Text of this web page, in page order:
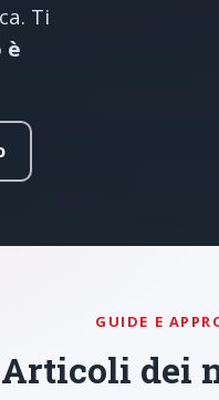
Ti
è
GUIDE E
Articoli dei